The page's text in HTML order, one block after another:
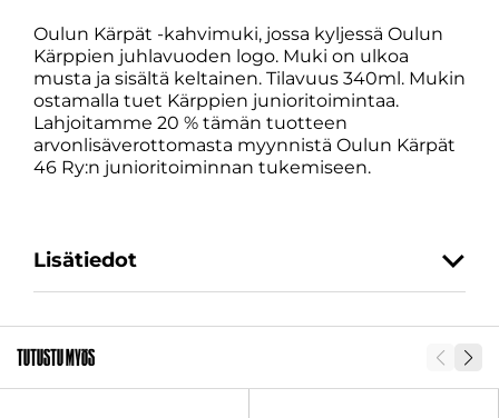
Oulun Kärpät -kahvimuki, jossa kyljessä Oulun
Kärppien juhlavuoden logo. Muki on ulkoa
musta ja sisältä keltainen. Tilavuus 340ml. Mukin
ostamalla tuet Kärppien junioritoimintaa.
Lahjoitamme 20 % tämän tuotteen
arvonlisäverottomasta myynnistä Oulun Kärpät
46 Ry:n junioritoiminnan tukemiseen.
Lisätiedot
SKU 32265-1
Tutustu myös